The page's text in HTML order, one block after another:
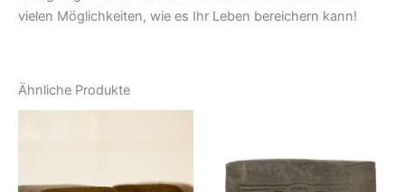
vielen Möglichkeiten, wie es Ihr Leben bereichern kann!
Ähnliche Produkte